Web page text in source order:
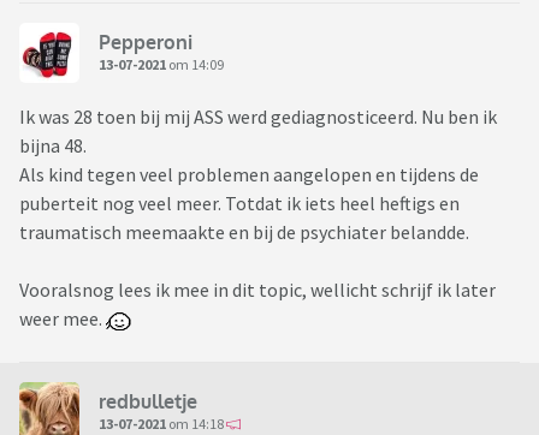
Pepperoni
13-07-2021 om 14:09
Ik was 28 toen bij mij ASS werd gediagnosticeerd. Nu ben ik
bijna 48.
Als kind tegen veel problemen aangelopen en tijdens de
puberteit nog veel meer. Totdat ik iets heel heftigs en
traumatisch meemaakte en bij de psychiater belandde.
Vooralsnog lees ik mee in dit topic, wellicht schrijf ik later
weer mee.
redbulletje
13-07-2021 om 14:18